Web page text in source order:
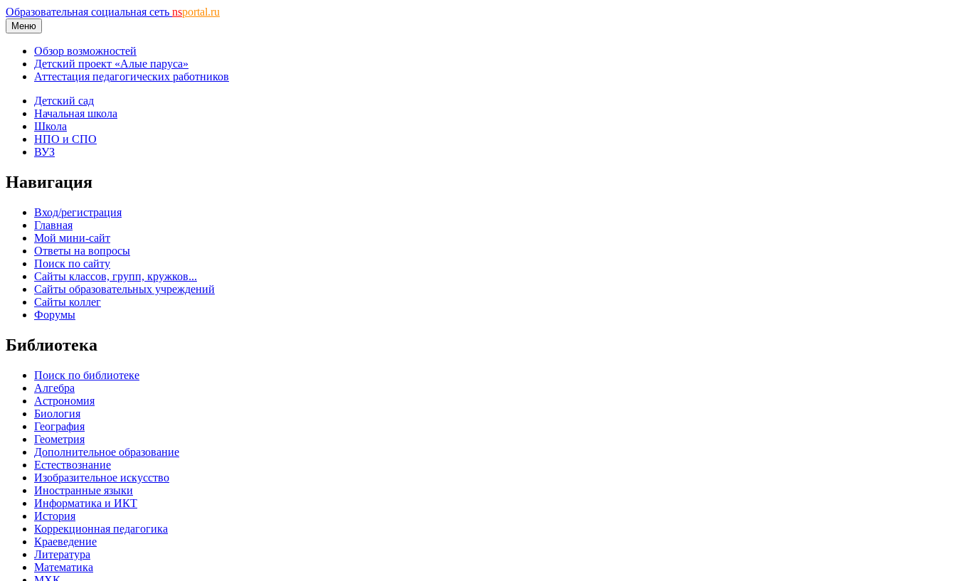
Образовательная социальная сеть nsportal.ru
Меню
Обзор возможностей
Детский проект «Алые паруса»
Аттестация педагогических работников
Детский сад
Начальная школа
Школа
НПО и СПО
ВУЗ
Навигация
Вход/регистрация
Главная
Мой мини-сайт
Ответы на вопросы
Поиск по сайту
Сайты классов, групп, кружков...
Сайты образовательных учреждений
Сайты коллег
Форумы
Библиотека
Поиск по библиотеке
Алгебра
Астрономия
Биология
География
Геометрия
Дополнительное образование
Естествознание
Изобразительное искусство
Иностранные языки
Информатика и ИКТ
История
Коррекционная педагогика
Краеведение
Литература
Математика